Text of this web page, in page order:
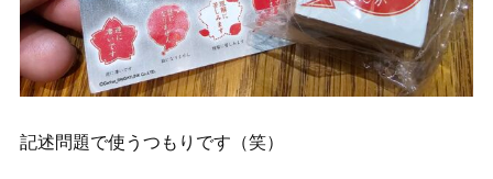
記述問題で使うつもりです（笑）